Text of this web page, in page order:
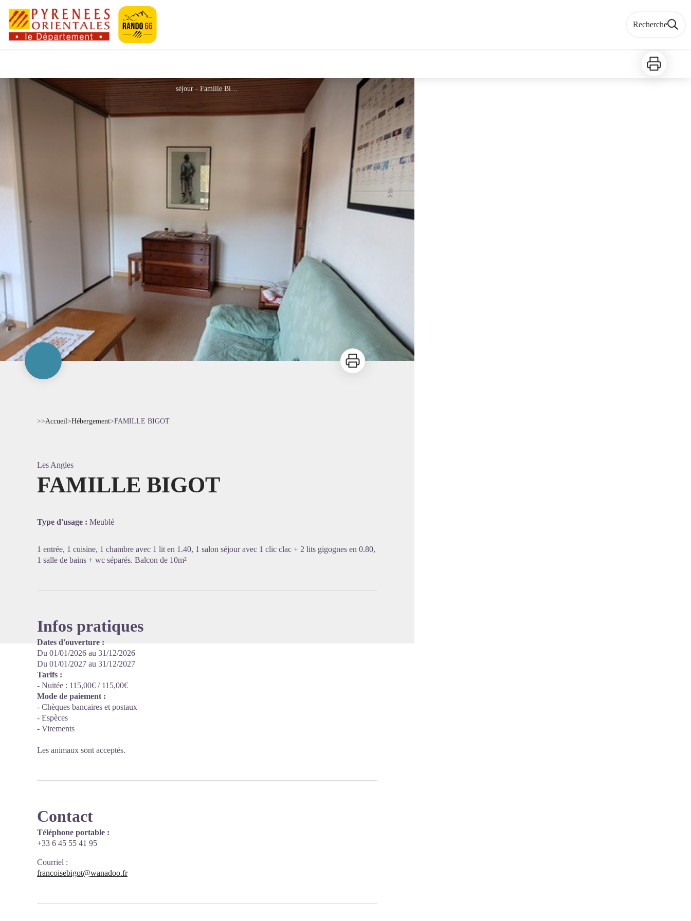
Recherche
Imprimer
séjour - Famille Bigot
Imprimer
>>Accueil>Hébergement>FAMILLE BIGOT
Les Angles
FAMILLE BIGOT
Type d'usage : Meublé
1 entrée, 1 cuisine, 1 chambre avec 1 lit en 1.40, 1 salon séjour avec 1 clic clac + 2 lits gigognes en 0.80,
1 salle de bains + wc séparés. Balcon de 10m²
Infos pratiques
Dates d'ouverture :
Du 01/01/2026 au 31/12/2026
Du 01/01/2027 au 31/12/2027
Tarifs :
- Nuitée : 115,00€ / 115,00€
Mode de paiement :
- Chèques bancaires et postaux
- Espèces
- Virements
Les animaux sont acceptés.
Contact
Téléphone portable :
+33 6 45 55 41 95
Courriel :
francoisebigot@wanadoo.fr